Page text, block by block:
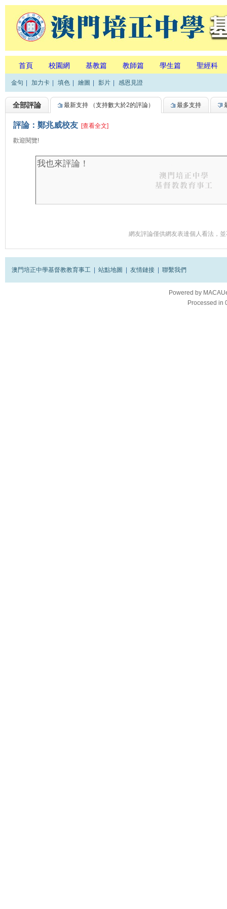
首頁 校園網 基教篇 教師篇 學生篇 聖經科
金句 加力卡 填色 繪圖 影片 感恩見證
全部評論 最新支持 （支持數大於2的評論） 最多支持
評論：鄭兆威校友 [查看全文]
歡迎閱覽!
網友評論僅供網友表達個人看法，
澳門培正中學基督教教育事工 站點地圖 友情鏈接 聯繫我們
Powered by
Processed in